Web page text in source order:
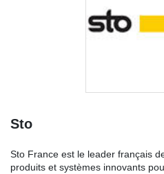
Sto
Sto France est le leader français
produits et systèmes innovants